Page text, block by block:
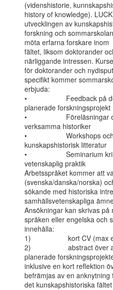
(videnshistorie,
history of knowledge).
utvecklingen av
forskning och
möta erfarna forskare inom
fältet, liksom doktorander
närliggande intressen.
för doktorander och
specifikt kommer
erbjuda:
•                    Feedback på
planerade forskningsprojekt
•
verksamma historiker
•                    Workshops
kunskapshistorisk litteratur
•                    Seminarium
vetenskaplig praktik
Arbetsspråket kommer att
(svenska/danska/norska)
sökande med historiska
samhällsvetenskapliga
Ansökningar kan skrivas
språken eller engelska och
innehålla:
1)                   kort CV (max
2)                   abstract över
planerade
inklusive en kort reflektion
befrämjas av en anknytning
det kunskapshistoriska